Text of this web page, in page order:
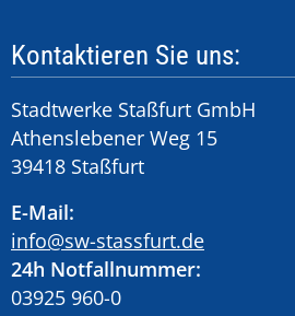
Kontaktieren Sie uns:
Stadtwerke Staßfurt GmbH
Athenslebener Weg 15
39418 Staßfurt
E-Mail:
info@sw-stassfurt.de
24h Notfallnummer:
03925 960-0